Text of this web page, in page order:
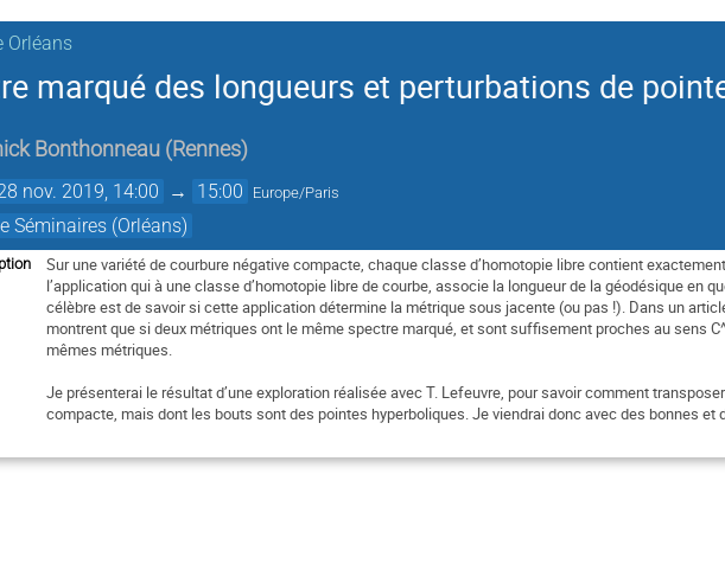
Orléans
marqué des longueurs et perturbations de
Bonthonneau (Rennes)
nov. 2019, 14:00 → 15:00 Europe/Paris
Séminaires (Orléans)
Sur une variété de courbure négative compacte, chaque classe d’homotopie libre contient
l’application qui à une classe d’homotopie libre de courbe, associe la longueur de la géodésique en
célèbre est de savoir si cette application détermine la métriquesous jacente (ou pas !). Dans un
montrent que si deux métriques ont le même spectre marqué, et sont suffisement proches au sens
mêmes métriques.
Je présenterai le résultat d’une exploration réalisée avec T. Lefeuvre, pour savoir comment
compacte, mais dont les bouts sont des pointes hyperboliques. Jeviendrai donc avec des bonnes et